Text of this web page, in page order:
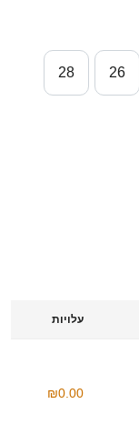
26
28
עלויות
₪0.00